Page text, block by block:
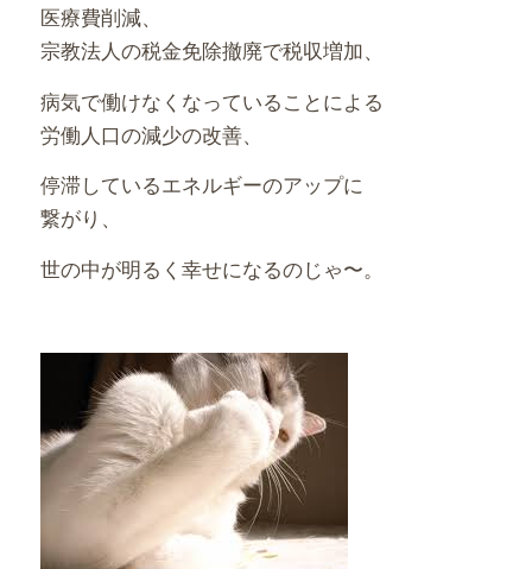
医療費削減、
宗教法人の税金免除撤廃で税収増加、
病気で働けなくなっていることによる
労働人口の減少の改善、
停滞しているエネルギーのアップに
繋がり、
世の中が明るく幸せになるのじゃ〜。